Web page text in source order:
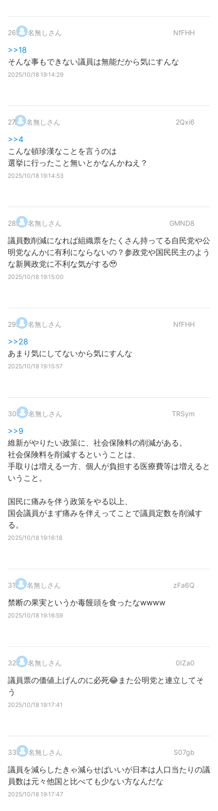
26. 名無しさん NfFHH
>>18
そんな事もできない議員は無能だから気にすんな
2025/10/18 19:14:29
27. 名無しさん 2Qxi6
>>4
こんな頓珍漢なことを言うのは
選挙に行ったこと無いとかなんかねえ？
2025/10/18 19:14:53
28. 名無しさん GMND8
議員数削減になれば組織票をたくさん持ってる自民党や公
明党なんかに有利にならないの？参政党や国民民主のよう
な新興政党に不利な気がする🥹
2025/10/18 19:15:00
29. 名無しさん NfFHH
>>28
あまり気にしてないから気にすんな
2025/10/18 19:15:57
30. 名無しさん TRSym
>>9
維新がやりたい政策に、社会保険料の削減がある。
社会保険料を削減するということは、
手取りは増える一方、個人が負担する医療費等は増えると
いうこと。
国民に痛みを伴う政策をやる以上、
国会議員がまず痛みを伴えってことで議員定数を削減す
る。
2025/10/18 19:16:18
31. 名無しさん zFa6Q
禁断の果実というか毒饅頭を食ったなwwww
2025/10/18 19:16:59
32. 名無しさん 0IZa0
議員票の価値上げんのに必死😂また公明党と連立してそ
う
2025/10/18 19:17:41
33. 名無しさん S07gb
議員を減らしたきゃ減らせばいいが日本は人口当たりの議
員数は元々他国と比べても少ない方なんだな
2025/10/18 19:17:47